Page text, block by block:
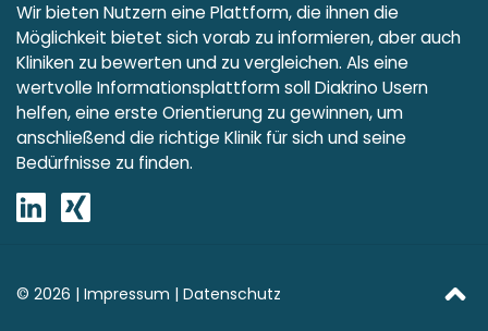
Wir bieten Nutzern eine Plattform, die ihnen die
Möglichkeit bietet sich vorab zu informieren, aber auch
Kliniken zu bewerten und zu vergleichen. Als eine
wertvolle Informationsplattform soll Diakrino Usern
helfen, eine erste Orientierung zu gewinnen, um
anschließend die richtige Klinik für sich und seine
Bedürfnisse zu finden.
© 2026 | Impressum | Datenschutz